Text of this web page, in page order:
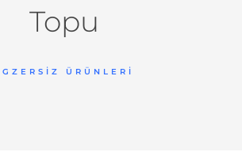
Topu
ÜRÜNLERI